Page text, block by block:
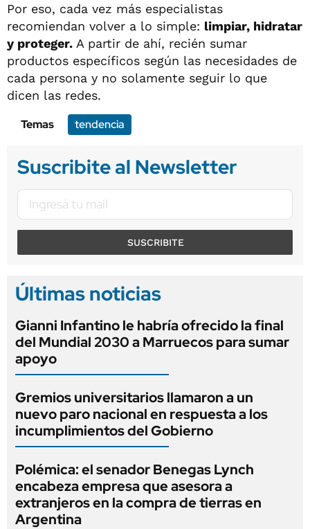
Por eso, cada vez más especialistas
recomiendan volver a lo simple: limpiar, hidratar
y proteger. A partir de ahí, recién sumar
productos específicos según las necesidades de
cada persona y no solamente seguir lo que
dicen las redes.
Temas
tendencia
Suscribite al Newsletter
SUSCRIBITE
Últimas noticias
Gianni Infantino le habría ofrecido la final
del Mundial 2030 a Marruecos para sumar
apoyo
Gremios universitarios llamaron a un
nuevo paro nacional en respuesta a los
incumplimientos del Gobierno
Polémica: el senador Benegas Lynch
encabeza empresa que asesora a
extranjeros en la compra de tierras en
Argentina